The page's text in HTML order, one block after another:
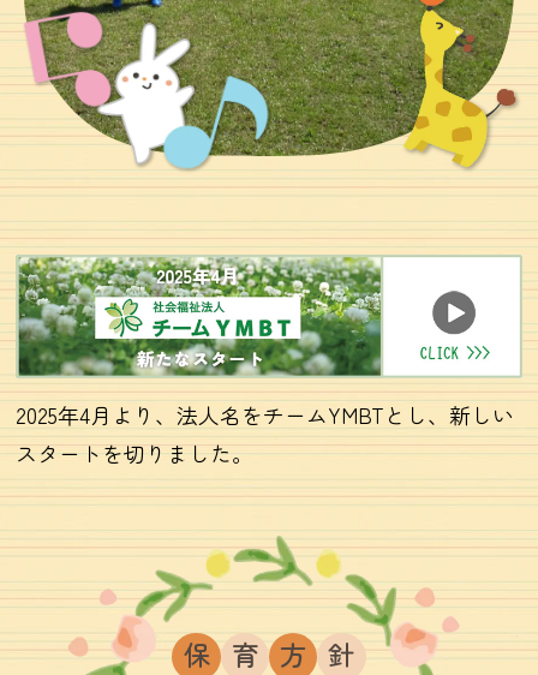
2025年4月より、法人名をチームYMBTとし、新しい
スタートを切りました。
保 育 方 針